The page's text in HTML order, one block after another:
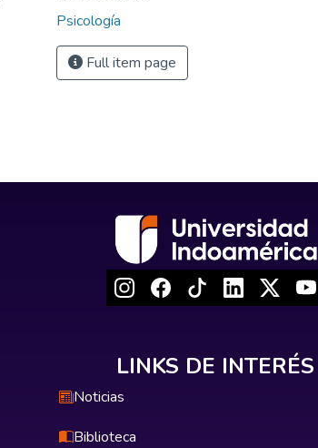
Psicología
Full item page
LINKS DE INTERÉS
Noticias
Biblioteca